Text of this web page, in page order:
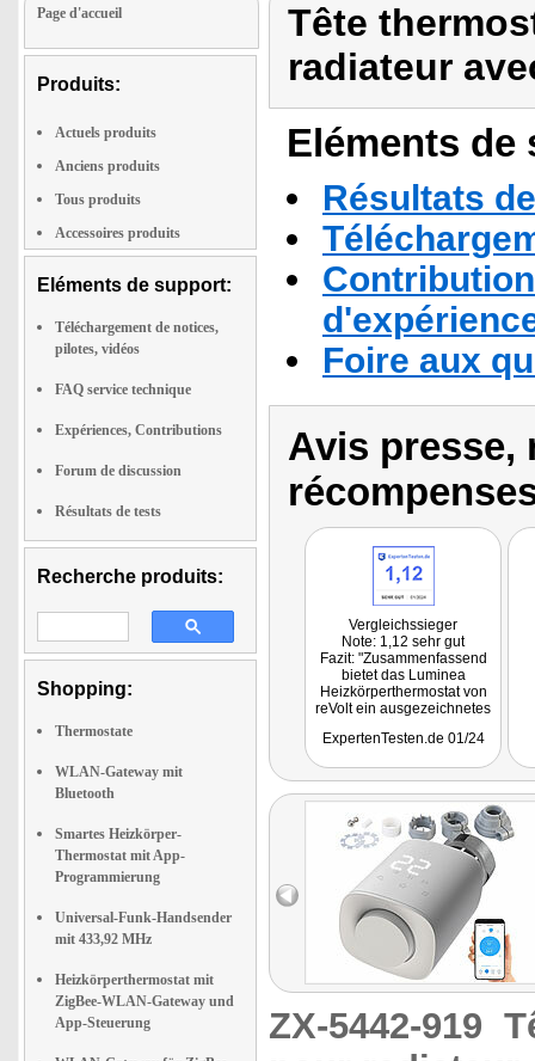
Page d'accueil
Produits:
Actuels produits
Anciens produits
Tous produits
Accessoires produits
Eléments de support:
Téléchargement de notices,
pilotes, vidéos
FAQ service technique
Expériences, Contributions
Forum de discussion
Résultats de tests
Recherche produits:
Shopping:
Thermostate
WLAN-Gateway mit
Bluetooth
Smartes Heizkörper-
Thermostat mit App-
Programmierung
Universal-Funk-Handsender
mit 433,92 MHz
Heizkörperthermostat mit
ZigBee-WLAN-Gateway und
App-Steuerung
Tête
radiateur
Eléments
Résultats
Foire aux
Avis presse,
Vergleichssieger
Note: 1,12 sehr gut
Fazit: "Zusammenfassend
bietet das Luminea
Heizkörperthermostat von
reVolt ein ausgezeichnetes
Energieeffizienz, Komfort
Investition für das moderne
Heim macht."
Getestet wurde ZX-5468
ExpertenTesten.de 01/24
ZX-5442-919